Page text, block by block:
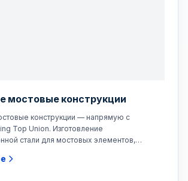
мостовые конструкции
конструкции — напрямую с
Top Union. Изготовление
стали для мостовых элементов,